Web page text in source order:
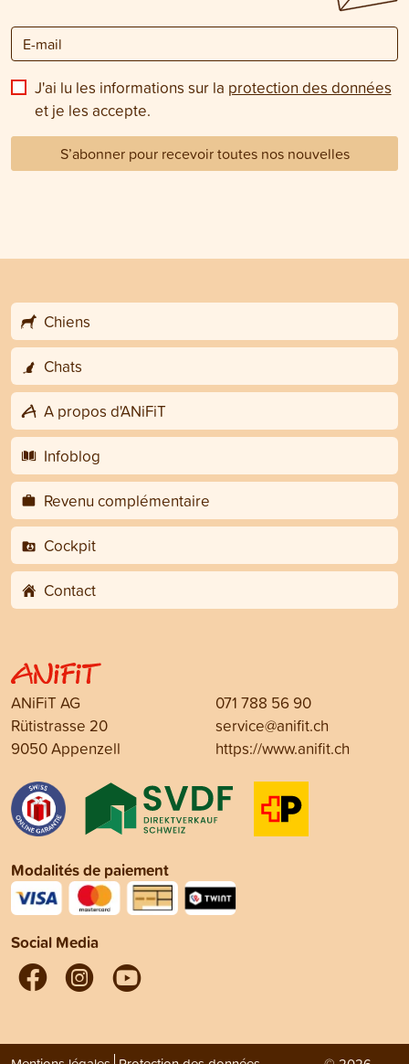
J'ai lu les informations sur la protection des données
et je les accepte.
S’abonner pour recevoir toutes nos nouvelles
Chiens
Chats
A propos d'ANiFiT
Infoblog
Revenu complémentaire
Cockpit
Contact
ANiFiT AG
Rütistrasse 20
9050 Appenzell
071 788 56 90
service@anifit.ch
https://www.anifit.ch
Modalités de paiement
Social Media